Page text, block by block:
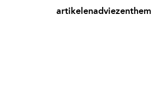
artikelenadviezen